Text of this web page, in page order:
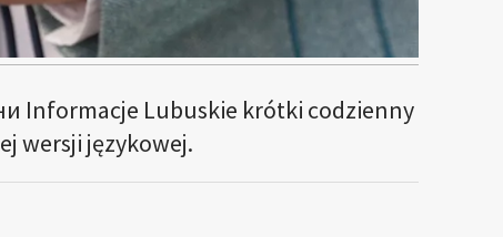
Informacje Lubuskie krótki codzienny
wersji językowej.